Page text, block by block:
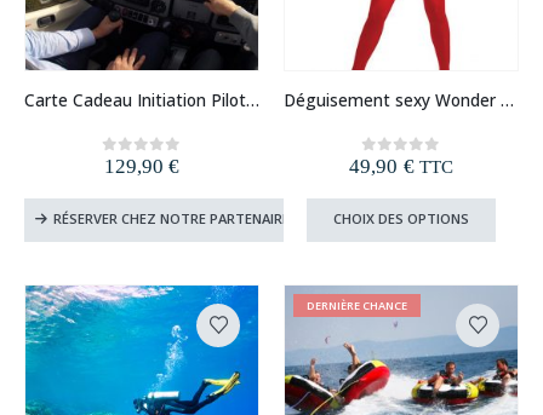
Carte Cadeau Initiation Pilotage d’Avion
0 out of 5
129,90€
RÉSERVER CHEZ NOTRE PARTENAIRE
produit
plusieurs
variations.
Les
options
peuvent
choisies
sur
la
page
du
Déguisement sexy Wonder Woman
0 out of 5
49,90 € TTC
CHOIX DES OPTIONS
Les
être
DERNIÈRE CHANCE